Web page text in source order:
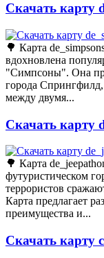
Скачать карту
🌳 Карта
вдохновлена
"Симпсоны". Она
города
между двумя...
Скачать карту
🌳 Карта
футуристическом
террористов
Карта предлагает
преимущества и...
Скачать карту